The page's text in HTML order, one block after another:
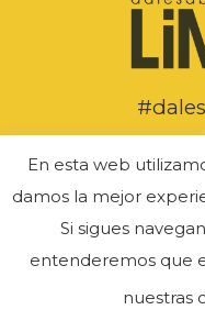
Copyright © Limón
reservados.
En esta web
damos la mejor
Si sigues
entenderemos que
nuestras